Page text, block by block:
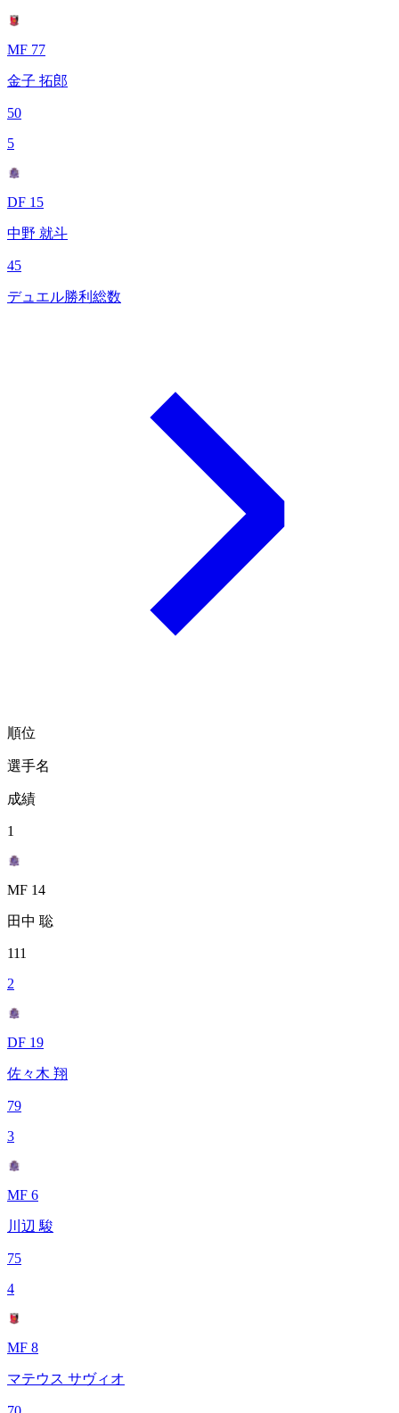
MF 77
金子 拓郎
50
5
DF 15
中野 就斗
45
デュエル勝利総数
順位
選手名
成績
1
MF 14
田中 聡
111
2
DF 19
佐々木 翔
79
3
MF 6
川辺 駿
75
4
MF 8
マテウス サヴィオ